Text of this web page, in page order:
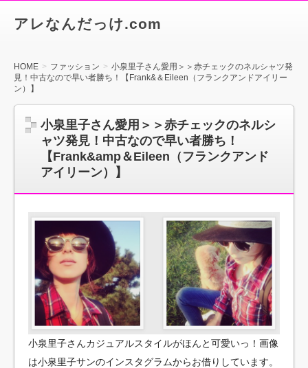
アレなんだっけ.com
HOME ファッション
小泉里子さん愛用＞＞赤チェックのネルシャツ発
見！中古なので早い者勝ち！【Frank&＆Eileen（フランクアンドアイリー
ン）】
小泉里子さん愛用＞＞赤チェックのネルシ
ャツ発見！中古なので早い者勝ち！
【Frank&amp＆Eileen（フランクアンド
アイリーン）】
小泉里子さんカジュアルスタイルがほんと可愛いっ！画像
は小泉里子サンのインスタグラムからお借りしています。